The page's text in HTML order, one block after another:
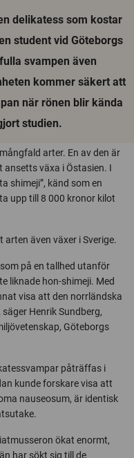
delikatess som kostar
student vid Göteborgs
svampen även
kommer säkert att
när rönen blir kända
studien.
arter. En av den är
ansetts växa i Östasien. I
shimeji”, känd som en
upp till 8 000 kronor kilot
även växer i Sverige.
på en tallhed utanför
liknade hon-shimeji. Med
visa att den norrländska
Henrik Sundberg,
Göteborgs
påträffas i
kunde forskare visa att
nauseosum, är identisk
ökat enormt,
har sökt sig till de